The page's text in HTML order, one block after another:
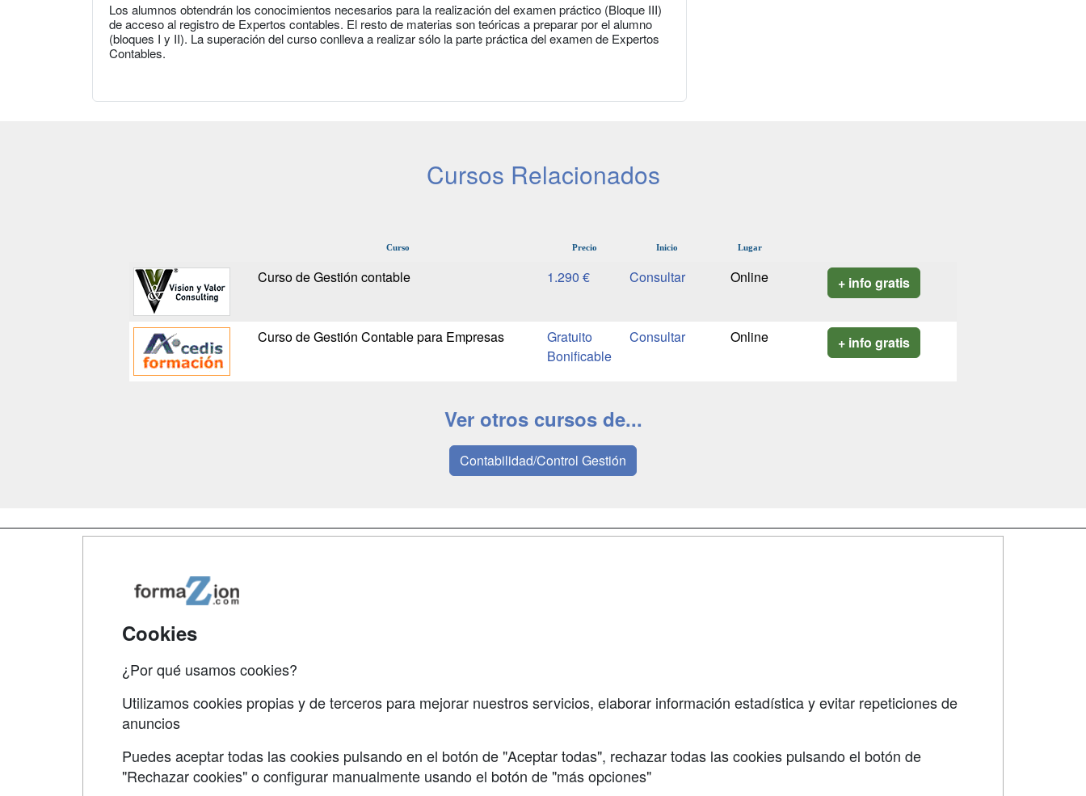
Los alumnos obtendrán los conocimientos necesarios para la realización del examen práctico (Bloque III)
de acceso al registro de Expertos contables. El resto de materias son teóricas a preparar por el alumno
(bloques I y II). La superación del curso conlleva a realizar sólo la parte práctica del examen de Expertos
Contables.
Cursos Relacionados
Curso Precio Inicio Lugar
Curso de Gestión contable 1.290 € Online + info gratis
Curso de Gestión Contable para Empresas
Gratuito
Bonificable
Online + info gratis
Ver otros cursos de...
Contabilidad/Control Gestión
Grupo formazion:
Cookies
¿Por qué usamos cookies?
Utilizamos cookies propias y de terceros para mejorar nuestros servicios, elaborar información estadística y evitar repeticiones de
anuncios
Puedes aceptar todas las cookies pulsando en el botón de "Aceptar todas", rechazar todas las cookies pulsando el botón de
"Rechazar cookies" o configurar manualmente usando el botón de "más opciones"